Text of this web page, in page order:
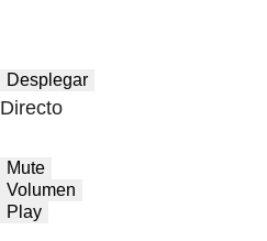
Desplegar
Directo
Mute
Volumen
Play